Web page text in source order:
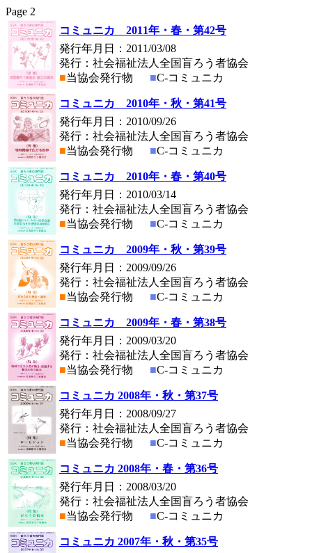
Page 2
コミュニカ 2011年・春・第42号
発行年月日：2011/03/08
発行：社会福祉法人全国盲ろう者協会
■当協会発行物 ■C-コミュニカ
コミュニカ 2010年・秋・第41号
発行年月日：2010/09/26
発行：社会福祉法人全国盲ろう者協会
■当協会発行物 ■C-コミュニカ
コミュニカ 2010年・春・第40号
発行年月日：2010/03/14
発行：社会福祉法人全国盲ろう者協会
■当協会発行物 ■C-コミュニカ
コミュニカ 2009年・秋・第39号
発行年月日：2009/09/26
発行：社会福祉法人全国盲ろう者協会
■当協会発行物 ■C-コミュニカ
コミュニカ 2009年・春・第38号
発行年月日：2009/03/20
発行：社会福祉法人全国盲ろう者協会
■当協会発行物 ■C-コミュニカ
コミュニカ 2008年・秋・第37号
発行年月日：2008/09/27
発行：社会福祉法人全国盲ろう者協会
■当協会発行物 ■C-コミュニカ
コミュニカ 2008年・春・第36号
発行年月日：2008/03/20
発行：社会福祉法人全国盲ろう者協会
■当協会発行物 ■C-コミュニカ
コミュニカ 2007年・秋・第35号